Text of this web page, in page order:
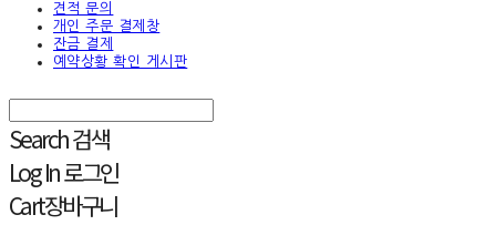
견적 문의
개인 주문 결제창
잔금 결제
예약상황 확인 게시판
Search검색
Log In로그인
Cart장바구니